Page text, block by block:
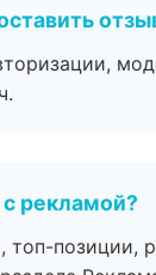
рекламой?
топ-позиции,